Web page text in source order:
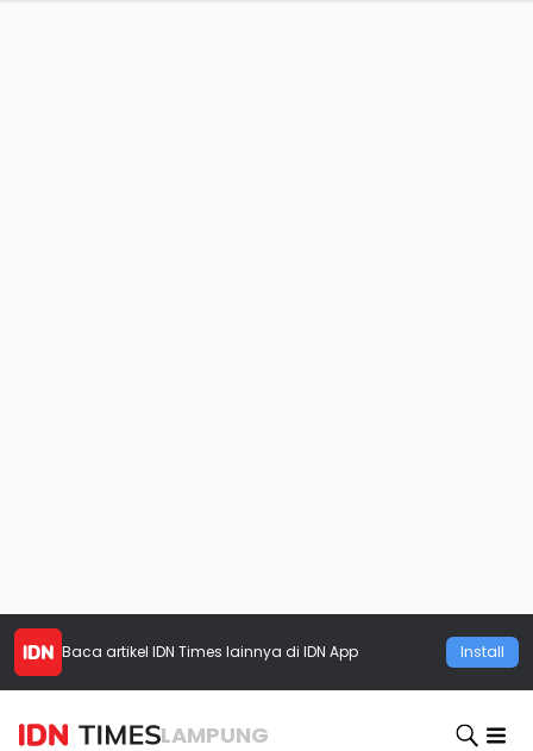
Baca artikel IDN Times lainnya di IDN App Install
LAMPUNG